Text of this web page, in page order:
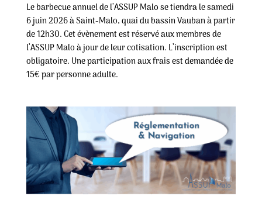
Le barbecue annuel de l’ASSUP Malo se tiendra le samedi
6 juin 2026 à Saint-Malo, quai du bassin Vauban à partir
de 12h30. Cet évènement est réservé aux membres de
l’ASSUP Malo à jour de leur cotisation. L’inscription est
obligatoire. Une participation aux frais est demandée de
15€ par personne adulte.